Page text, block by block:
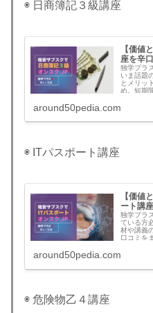
◉ 日商簿記３級講座
【価値
座を辛
独学プラ
いま話題
とメリッ
め。短期
around50pedia.com
◉ ITパスポート講座
【価値
ート講
独学プラ
ている方
材や講義
口コミを
around50pedia.com
◉ 危険物乙４講座